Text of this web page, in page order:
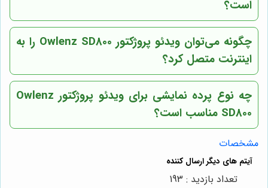
است؟
چگونه می‌توان ویدئو پروژکتور Owlenz SD800 را به
اینترنت متصل کرد؟
چه نوع پرده نمایشی برای ویدئو پروژکتور Owlenz
SD800 مناسب است؟
مشخصات
تعداد بازدید : 193